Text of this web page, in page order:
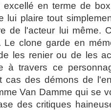
en terme de
lui plaire tout
de l'acteur lui même.
Le clone garde en
les renier ou de les
à travers ce
cas des démons de
Van Damme qui se
des critiques